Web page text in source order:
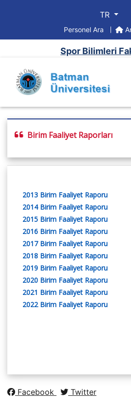
TR
Personel Ara
Spor Bilimleri
Birim Faaliyet Raporları
2013 Birim Faaliyet Raporu
2014 Birim Faaliyet Raporu
2015 Birim Faaliyet Raporu
2016 Birim Faaliyet Raporu
2017 Birim Faaliyet Raporu
2018 Birim Faaliyet Raporu
2019 Birim Faaliyet Raporu
2020 Birim Faaliyet Raporu
2021 Birim Faaliyet Raporu
2022 Birim Faaliyet Raporu
Facebook Twitter